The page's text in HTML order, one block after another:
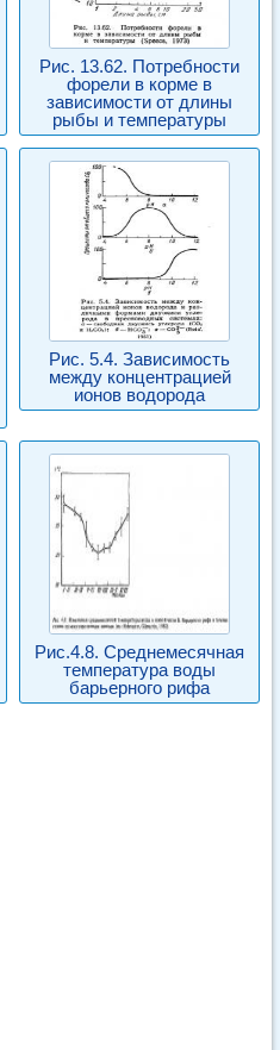
Рис. 13.62. Потребности
форели в корме в
зависимости от длины
рыбы и температуры
Рис. 5.4. Зависимость
между концентрацией
ионов водорода
Рис.4.8. Среднемесячная
температура воды
барьерного рифа